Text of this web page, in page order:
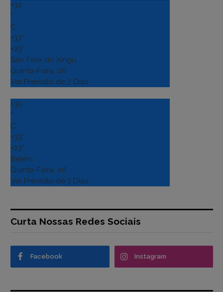
+32
°
C
+37°
+23°
Sao Felix do Xingu
Quinta-Feira, 06
Ver Previsão de 7 Dias
+30
°
C
+33°
+23°
Belém
Quinta-Feira, 06
Ver Previsão de 7 Dias
Curta Nossas Redes Sociais
Facebook Instagram